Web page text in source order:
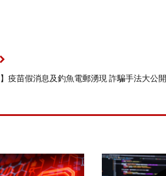
】疫苗假消息及釣魚電郵湧現 詐騙手法大公開